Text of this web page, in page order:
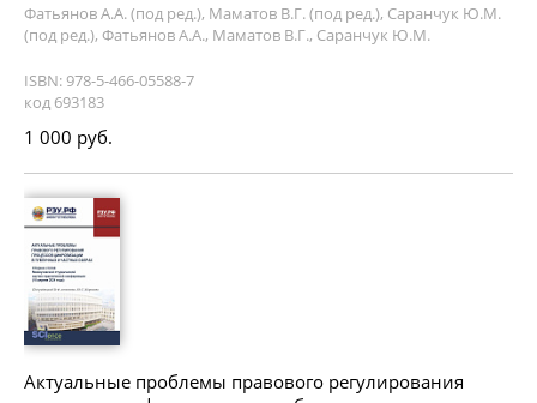
Фатьянов А.А. (под ред.), Маматов В.Г. (под ред.), Саранчук Ю.М.
(под ред.), Фатьянов А.А., Маматов В.Г., Саранчук Ю.М.
ISBN: 978-5-466-05588-7
код 693183
1 000 руб.
Актуальные проблемы правового регулирования